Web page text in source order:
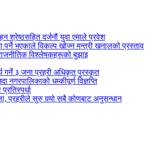
श्रेष्ठसहित दर्जनौं युवा एमाले प्रवेश
भएकाले विकल्प खोज्न मन्त्री खनालको प्रस्ताव
विश्लेषकहरूको बुझाइ
गर्ने ३ जना प्रहरी अधिकृत पुरस्कृत
नगरपालिकाको धम्कीपूर्ण विज्ञप्ति
प्रहरीले सुरु गर्‍यो सबै कोणबाट अनुसन्धान